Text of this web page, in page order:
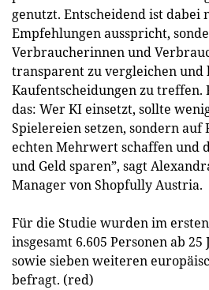
genutzt. Entscheidend ist dabei
Empfehlungen ausspricht,
Verbraucherinnen und
transparent zu vergleichen und
Kaufentscheidungen zu
das: Wer KI einsetzt, sollte
Spielereien setzen, sondern auf
echten Mehrwert schaffen und
und Geld sparen”, sagt
Manager von Shopfully Austria.
Für die Studie wurden im
insgesamt 6.605 Personen ab
sowie sieben weiteren
befragt. (red)